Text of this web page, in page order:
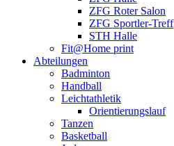
ZFG Roter Salon
ZFG Sportler-Treff
STH Halle
Fit@Home print
Abteilungen
Badminton
Handball
Leichtathletik
Orientierungslauf
Tanzen
Basketball